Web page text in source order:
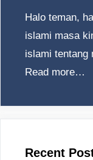
Halo teman,
islami masa
islami tentang
Read more…
Recent